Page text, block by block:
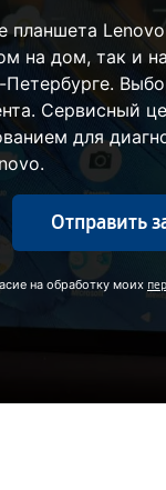
на дом, так и
Сервисный
для
Отправить
на обработку моих